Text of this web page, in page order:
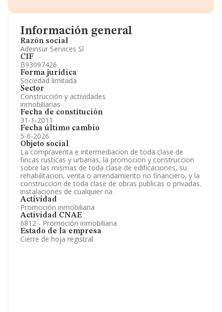
Información general
Razón social
Adeinsur Services Sl
CIF
B93097426
Forma jurídica
Sociedad limitada
Sector
Construcción y actividades
inmobiliarias
Fecha de constitución
31-1-2011
Fecha último cambio
5-6-2026
Objeto social
La compraventa e intermediacion de toda clase de
fincas rusticas y urbanas, la promocion y construccion
sobre las mismas de toda clase de edificaciones, su
rehabilitacion, venta o arrendamiento no financiero, y la
construccion de toda clase de obras publicas o privadas.
instalaciones de cualquier na
Actividad
Promoción inmobiliaria
Actividad CNAE
6812 - Promoción inmobiliaria
Estado de la empresa
Cierre de hoja registral
Información oficial y registral complementaria.